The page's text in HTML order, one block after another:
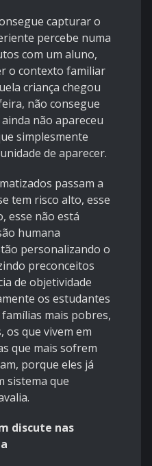
capturar o
percebe numa
com um aluno,
o contexto familiar
criança chegou
não consegue
não apareceu
simplesmente
de aparecer.
passam a
tem risco alto, esse
esse não está
humana
personalizando o
preconceitos
de objetividade
os estudantes
mais pobres,
os que vivem em
que mais sofrem
porque eles já
sistema que
discute nas